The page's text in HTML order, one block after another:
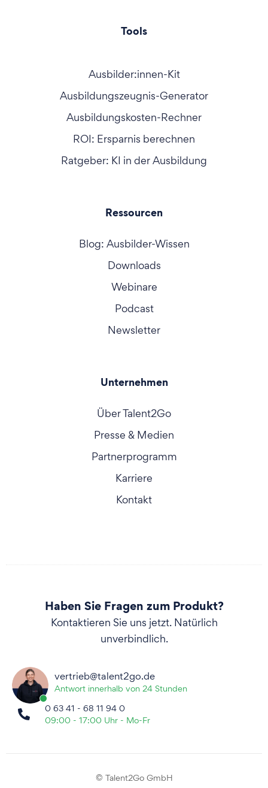
Tools
Ausbilder:innen-Kit
Ausbildungszeugnis-Generator
Ausbildungskosten-Rechner
ROI: Ersparnis berechnen
Ratgeber: KI in der Ausbildung
Ressourcen
Blog: Ausbilder-Wissen
Downloads
Webinare
Podcast
Newsletter
Unternehmen
Über Talent2Go
Presse & Medien
Partnerprogramm
Karriere
Kontakt
Haben Sie Fragen zum Produkt?
Kontaktieren Sie uns jetzt. Natürlich
unverbindlich.
vertrieb@talent2go.de
Antwort innerhalb von 24 Stunden
0 63 41 - 68 11 94 0
09:00 - 17:00 Uhr - Mo-Fr
© Talent2Go GmbH